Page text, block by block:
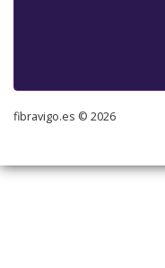
fibravigo.es © 2026